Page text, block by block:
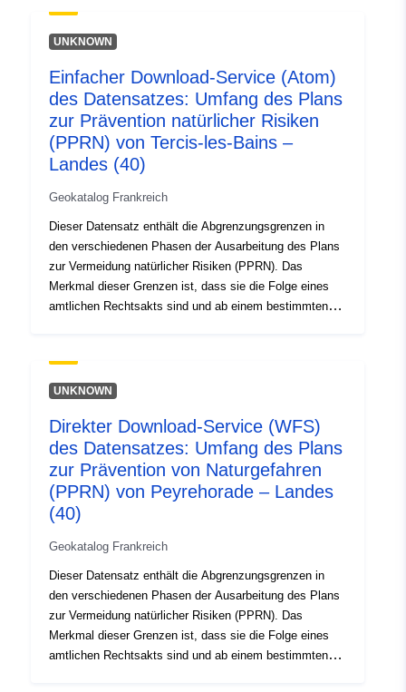
Verjährungsverordnung eines PPRN; —
Risikoexponierungsbereich, der dem durch den
genehmigte Gebiet gilt als gemeinnützig (PM1); —
Umfang der Untersuchung, der der Hülle entspricht, in
der die Unwägbarkeiten untersucht wurden.
UNKNOWN
Einfacher Download-Service (Atom)
des Datensatzes: Umfang des Plans
zur Prävention natürlicher Risiken
(PPRN) von Tercis-les-Bains –
Landes (40)
Geokatalog Frankreich
Dieser Datensatz enthält die Abgrenzungsgrenzen in
den verschiedenen Phasen der Ausarbeitung des Plans
zur Vermeidung natürlicher Risiken (PPRN). Das
Merkmal dieser Grenzen ist, dass sie die Folge eines
amtlichen Rechtsakts sind und ab einem bestimmten
Verjährungsverordnung eines PPRN; —
Risikoexponierungsbereich, der dem durch den
genehmigte Gebiet gilt als gemeinnützig (PM1); —
Umfang der Untersuchung, der der Hülle entspricht, in
der die Unwägbarkeiten untersucht wurden.
UNKNOWN
Direkter Download-Service (WFS)
des Datensatzes: Umfang des Plans
zur Prävention von Naturgefahren
(PPRN) von Peyrehorade – Landes
(40)
Geokatalog Frankreich
Dieser Datensatz enthält die Abgrenzungsgrenzen in
den verschiedenen Phasen der Ausarbeitung des Plans
zur Vermeidung natürlicher Risiken (PPRN). Das
Merkmal dieser Grenzen ist, dass sie die Folge eines
amtlichen Rechtsakts sind und ab einem bestimmten